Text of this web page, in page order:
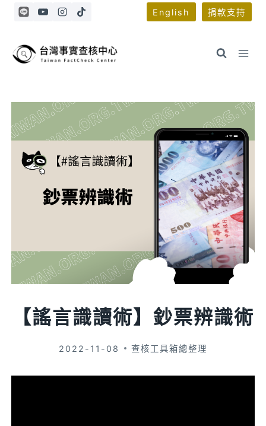
Skip
English 捐款支持
【謠言識讀術】鈔票辨識術
2022-11-08 查核工具箱總整理